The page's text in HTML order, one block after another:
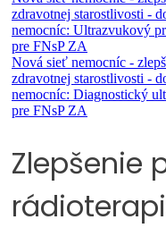
zdravotnej starostlivosti -
nemocníc: Ultrazvukový
pre FNsP ZA
Nová sieť nemocníc -
zdravotnej starostlivosti -
nemocníc: Diagnostický
pre FNsP ZA
Zlepšenie